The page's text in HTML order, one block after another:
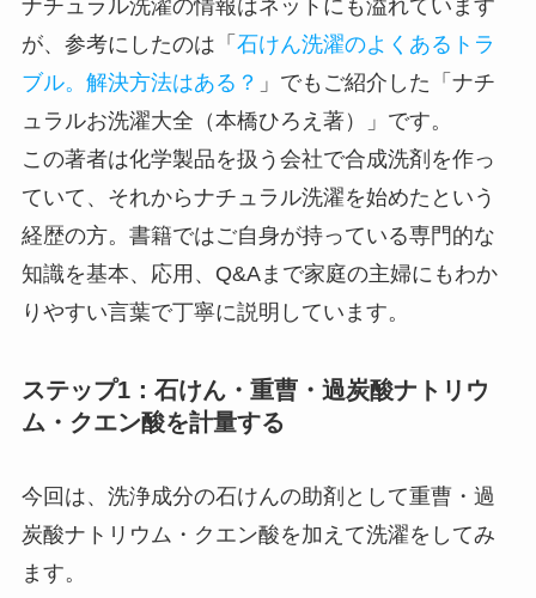
ナチュラル洗濯の情報はネットにも溢れています
が、参考にしたのは「 石けん洗濯のよくあるトラ
ブル。解決方法はある？ 」でもご紹介した「ナチ
ュラルお洗濯大全（本橋ひろえ著）」です。
この著者は化学製品を扱う会社で合成洗剤を作っ
ていて、それからナチュラル洗濯を始めたという
経歴の方。書籍ではご自身が持っている専門的な
知識を基本、応用、Q&Aまで家庭の主婦にもわか
りやすい言葉で丁寧に説明しています。
ステップ1：石けん・重曹・過炭酸ナトリウ
ム・クエン酸を計量する
今回は、洗浄成分の石けんの助剤として重曹・過
炭酸ナトリウム・クエン酸を加えて洗濯をしてみ
ます。